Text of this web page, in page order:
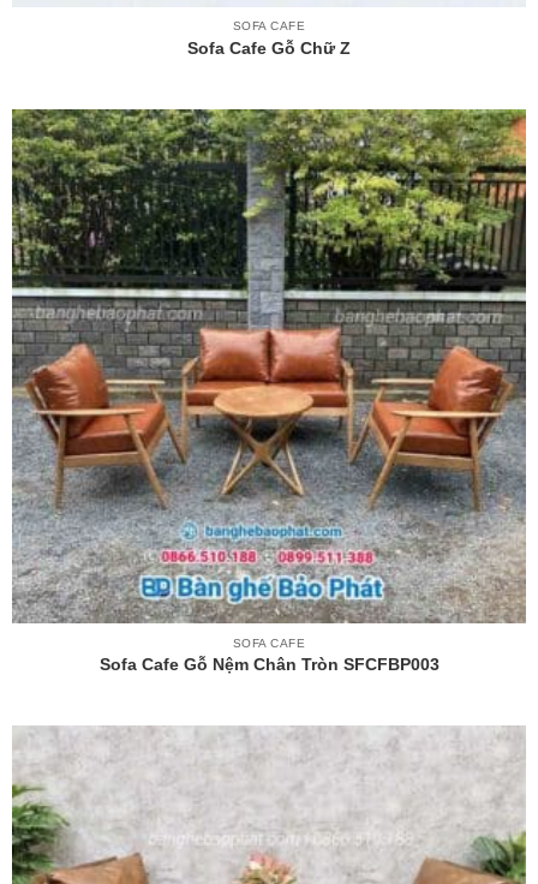
SOFA CAFE
Sofa Cafe Gỗ Chữ Z
SOFA CAFE
Sofa Cafe Gỗ Nệm Chân Tròn SFCFBP003